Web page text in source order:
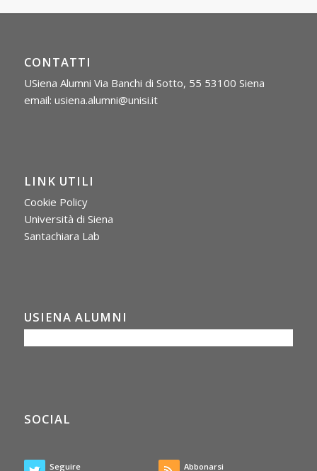
CONTATTI
USiena Alumni Via Banchi di Sotto, 55 53100 Siena
email: usiena.alumni@unisi.it
LINK UTILI
Cookie Policy
Università di Siena
Santachiara Lab
USIENA ALUMNI
SOCIAL
Seguire Abbonarsi